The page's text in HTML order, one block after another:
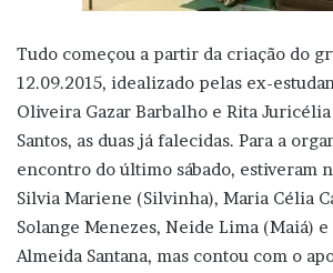
Tudo começou a partir da criação do
12.09.2015, idealizado pelas ex-
Oliveira Gazar Barbalho e Rita
Santos, as duas já falecidas. Para a
encontro do último sábado, estiveram
Silvia Mariene (Silvinha), Maria Célia
Solange Menezes, Neide Lima (Maiá)
Almeida Santana, mas contou com o